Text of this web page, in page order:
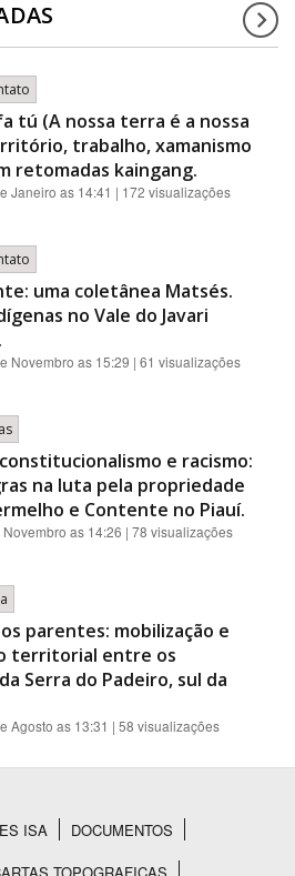
tú (A nossa terra é a nossa
trabalho, xamanismo
retomadas kaingang.
Janeiro as 14:41 | 172 visualizações
uma coletânea Matsés.
no Vale do Javari
Novembro as 15:29 | 61 visualizações
e racismo:
na luta pela propriedade
e Contente no Piauí.
as 14:26 | 78 visualizações
parentes: mobilização e
territorial entre os
Serra do Padeiro, sul da
Agosto as 13:31 | 58 visualizações
ISA
DOCUMENTOS